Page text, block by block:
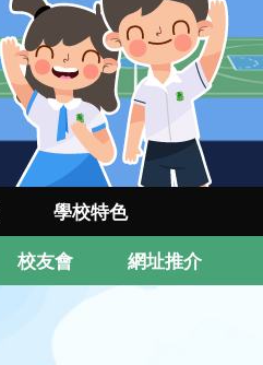
學校特色
校友會 網址推介